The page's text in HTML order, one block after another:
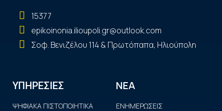
15377
epikoinonia.ilioupoli.gr@outlook.com
Σοφ. Βενιζέλου 114 & Πρωτόπαπα, Ηλιούπολη
ΥΠΗΡΕΣΙΕΣ
ΨΗΦΙΑΚΑ ΠΙΣΤΟΠΟΙΗΤΙΚΑ
ΝΕΑ
ΕΝΗΜΕΡΩΣΕΙΣ